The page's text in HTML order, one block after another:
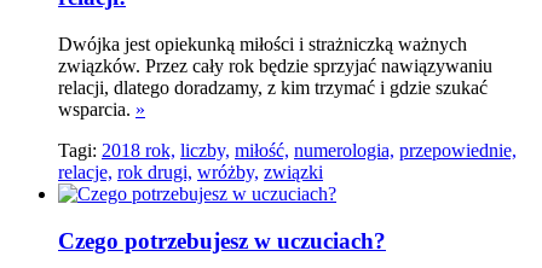
Dwójka jest opiekunką miłości i strażniczką ważnych
związków. Przez cały rok będzie sprzyjać nawiązywaniu
relacji, dlatego doradzamy, z kim trzymać i gdzie szukać
wsparcia. »
Tagi: 2018 rok, liczby, miłość, numerologia, przepowiednie,
relacje, rok drugi, wróżby, związki
Czego potrzebujesz w uczuciach?